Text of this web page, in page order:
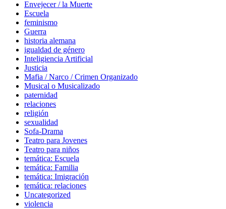
Envejecer / la Muerte
Escuela
feminismo
Guerra
historia alemana
igualdad de género
Inteligiencia Artificial
Justicia
Mafia / Narco / Crimen Organizado
Musical o Musicalizado
paternidad
relaciones
religión
sexualidad
Sofa-Drama
Teatro para Jovenes
Teatro para niños
temática: Escuela
temática: Familia
temática: Imigración
temática: relaciones
Uncategorized
violencia